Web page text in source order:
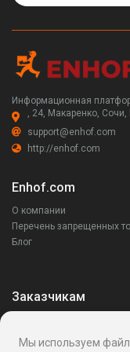
Информационная
, 24, Макаренко,
support@enhof.com
http://enhof.com
Enhof.com
О компании
Перечень запрещенных
Блог
Заказчикам
Мы используем